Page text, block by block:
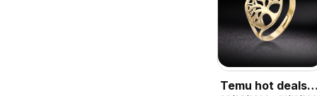
Temu hot deals –